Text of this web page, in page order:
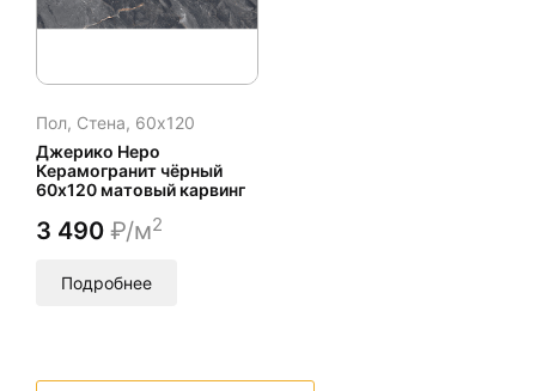
Пол, Стена, 60x120
Джерико Неро
Керамогранит чёрный
60х120 матовый карвинг
3 490 ₽/м2
Подробнее